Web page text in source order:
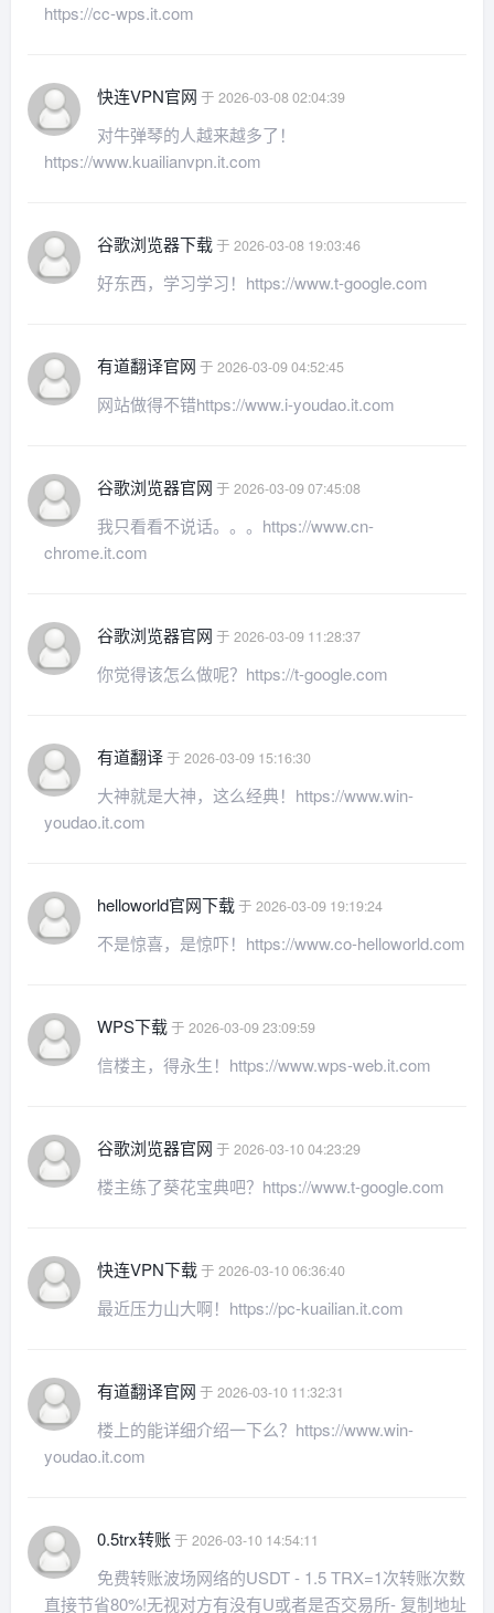
https://cc-wps.it.com
快连VPN官网 于 2026-03-08 02:04:39
对牛弹琴的人越来越多了！
https://www.kuailianvpn.it.com
谷歌浏览器下载于 2026-03-08 19:03:46
好东西，学习学习！https://www.t-google.com
有道翻译官网 于 2026-03-09 04:52:45
网站做得不错https://www.i-youdao.it.com
谷歌浏览器官网 于 2026-03-09 07:45:08
我只看看不说话。。。https://www.cn-
chrome.it.com
谷歌浏览器官网 于 2026-03-09 11:28:37
你觉得该怎么做呢？https://t-google.com
有道翻译于 2026-03-09 15:16:30
大神就是大神，这么经典！https://www.win-
youdao.it.com
helloworld官网下载于 2026-03-09 19:19:24
不是惊喜，是惊吓！https://www.co-helloworld.com
WPS下载于 2026-03-09 23:09:59
信楼主，得永生！https://www.wps-web.it.com
谷歌浏览器官网 于 2026-03-10 04:23:29
楼主练了葵花宝典吧？https://www.t-google.com
快连VPN下载于 2026-03-10 06:36:40
最近压力山大啊！https://pc-kuailian.it.com
有道翻译官网 于 2026-03-10 11:32:31
楼上的能详细介绍一下么？https://www.win-
youdao.it.com
0.5trx转账于 2026-03-10 14:54:11
免费转账波场网络的USDT - 1.5 TRX=1次转账次数
直接节省80%!无视对方有没有U或者是否交易所- 复制地址